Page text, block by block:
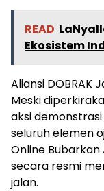
READ
Ekosistem
Aliansi DOBRAK
Meski
aksi
seluruh elemen
Online
secara resmi
jalan.